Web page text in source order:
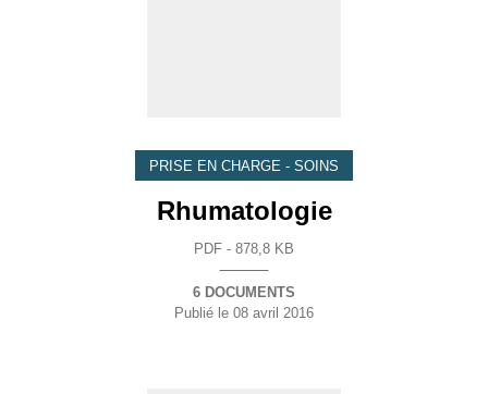
PRISE EN CHARGE - SOINS
Rhumatologie
PDF - 878,8 KB
6 DOCUMENTS
Publié le 08 avril 2016